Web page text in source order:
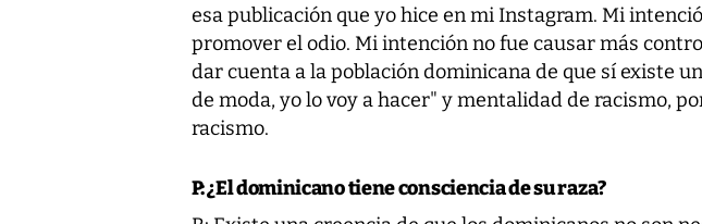
esa publicación que yo hice en mi Instagram. Mi
promover el odio. Mi intención no fue causar más
dar cuenta a la población dominicana de que sí existe
de moda, yo lo voy a hacer" y mentalidad de racismo,
racismo.
P: ¿El dominicano tiene consciencia de su raza?